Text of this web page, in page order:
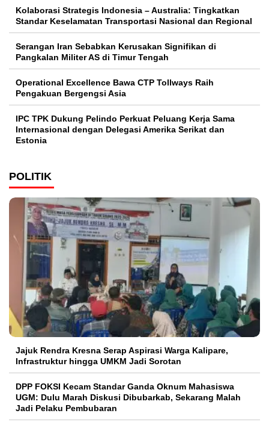
Kolaborasi Strategis Indonesia – Australia: Tingkatkan
Standar Keselamatan Transportasi Nasional dan Regional
Serangan Iran Sebabkan Kerusakan Signifikan di
Pangkalan Militer AS di Timur Tengah
Operational Excellence Bawa CTP Tollways Raih
Pengakuan Bergengsi Asia
IPC TPK Dukung Pelindo Perkuat Peluang Kerja Sama
Internasional dengan Delegasi Amerika Serikat dan
Estonia
POLITIK
Jajuk Rendra Kresna Serap Aspirasi Warga Kalipare,
Infrastruktur hingga UMKM Jadi Sorotan
DPP FOKSI Kecam Standar Ganda Oknum Mahasiswa
UGM: Dulu Marah Diskusi Dibubarkab, Sekarang Malah
Jadi Pelaku Pembubaran